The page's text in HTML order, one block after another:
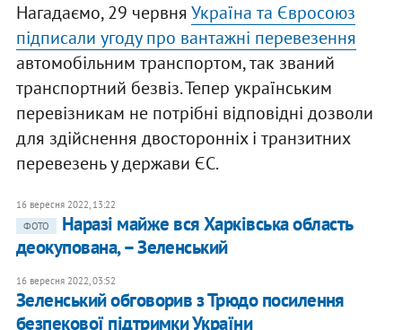
Нагадаємо, 29 червняУкраїна та Євросоюз
підписали угоду про вантажні перевезення
автомобільним транспортом, так званий
транспортний безвіз. Тепер українським
перевізникам не потрібні відповідні дозволи
для здійснення двосторонніх і транзитних
перевезень у держави ЄС.
16 вересня 2022, 13:22
ФОТО
​Наразі майже вся Харківська область
деокупована, – Зеленський
16 вересня 2022, 03:52
Зеленський обговорив з Трюдо посилення
безпекової підтримки України